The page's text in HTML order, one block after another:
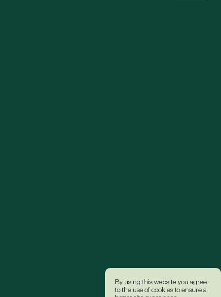
By using this website you agree
to the use of cookies to ensure a